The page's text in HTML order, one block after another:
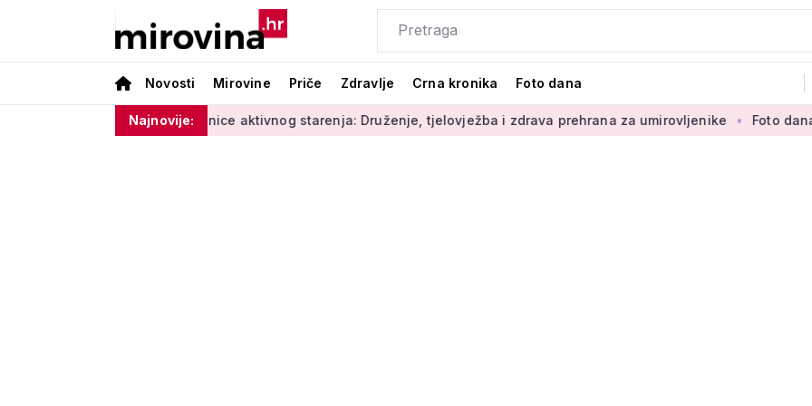
Novosti Mirovine Priče Zdravlje Crna kronika Foto dana
Najnovije:
Radionice aktivnog starenja: Druženje, tjelovježba i zdrava prehrana za umirovljenike Foto dana: